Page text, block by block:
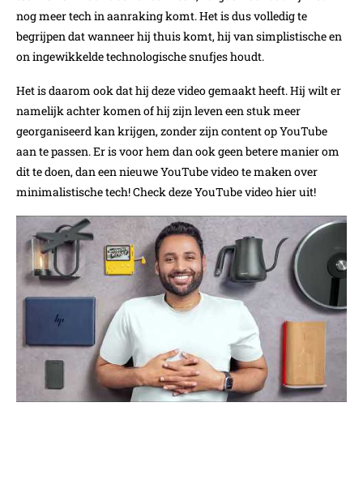
nog meer tech in aanraking komt. Het is dus volledig te
begrijpen dat wanneer hij thuis komt, hij van simplistische en
on ingewikkelde technologische snufjes houdt.
Het is daarom ook dat hij deze video gemaakt heeft. Hij wilt er
namelijk achter komen of hij zijn leven een stuk meer
georganiseerd kan krijgen, zonder zijn content op YouTube
aan te passen. Er is voor hem dan ook geen betere manier om
dit te doen, dan een nieuwe YouTube video te maken over
minimalistische tech! Check deze YouTube video hier uit!